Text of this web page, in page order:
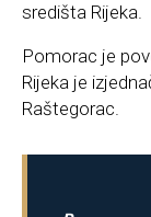
središta Rijeka.
Pomorac je
Rijeka je
Raštegorac.